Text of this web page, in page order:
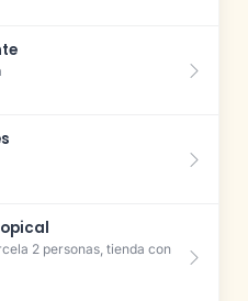
2 personas, tienda con